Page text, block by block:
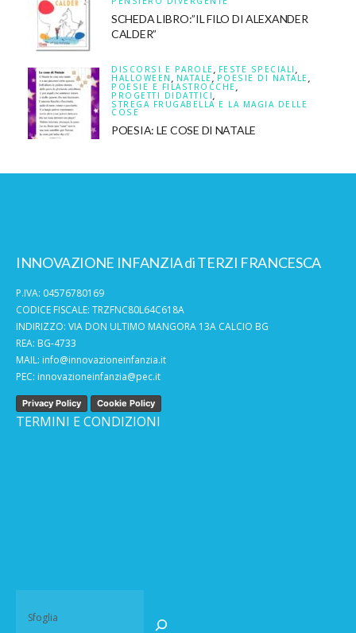
SCHEDA LIBRO:”IL FILO DI ALEXANDER
CALDER”
DISCORSI E PAROLE , FESTE SPECIALI ,
HALLOWEEN , NATALE , POESIE DI NATALE ,
POESIE E FILASTROCCHE ,
PROGETTI DIDATTICI,
STREGA FRUGABELLA E LA MAGIA DELLE
COSE
POESIA: LE COSE DI NATALE
INNOVAZIONE INFANZIA di TERZI FRANCESCA
P.IVA: 04576780169
CODICE FISCALE: TRZFNC80L64C618A
INDIRIZZO: VIA DON ULTIMO MANGORA 13A CALCIO BG
REA: BG-4733
MAIL: info@innovazioneinfanzia.it
PEC: innovazioneinfanzia@pec.it
Privacy Policy Cookie Policy
TERMINI E CONDIZIONI